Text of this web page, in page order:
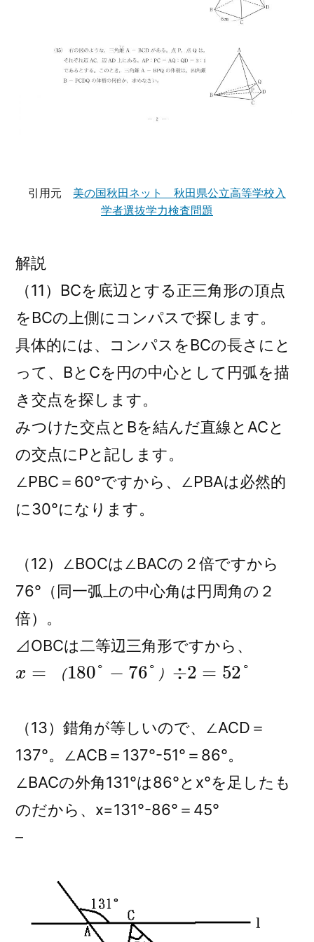
引用元 美の国秋田ネット 秋田県公立高等学校入
学者選抜学力検査問題
解説
（11）BCを底辺とする正三角形の頂点
をBCの上側にコンパスで探します。
具体的には、コンパスをBCの長さにと
って、BとCを円の中心として円弧を描
き交点を探します。
みつけた交点とBを結んだ直線とACと
の交点にPと記します。
∠PBC＝60°ですから、∠PBAは必然的
に30°になります。
（12）∠BOCは∠BACの２倍ですから
76°（同一弧上の中心角は円周角の２
倍）。
⊿OBCは二等辺三角形ですから、
（ ）
180°− 76°）÷ 2=52 °
（13）錯角が等しいので、∠ACD＝
137°。∠ACB＝137°-51°＝86°。
∠BACの外角131°は86°とx°を足したも
のだから、x=131°-86°＝45°
–